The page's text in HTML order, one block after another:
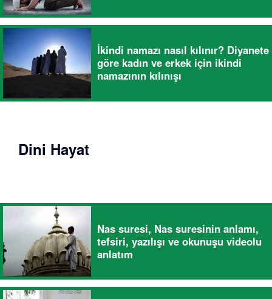
İkindi namazı nasıl kılınır? Diyanete
göre kadın ve erkek için ikindi
namazının kılınışı
Dini Hayat
Nas suresi, Nas suresinin anlamı,
tefsiri, yazılışı ve okunuşu videolu
anlatım